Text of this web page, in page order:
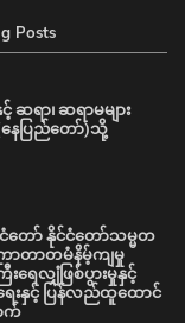
းရေလျှံဖြစ်ပွားမှုနှင့်
င့် ပြန်လည်ထူထောင်
မ်းချမ်းရေးဖော်
င်လှိုင် ဦးဆောင်သည့်
အဖွဲ့ ထိုင်းနိုင်ငံမှ